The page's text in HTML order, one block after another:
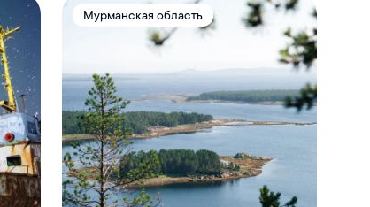
Мурманская область